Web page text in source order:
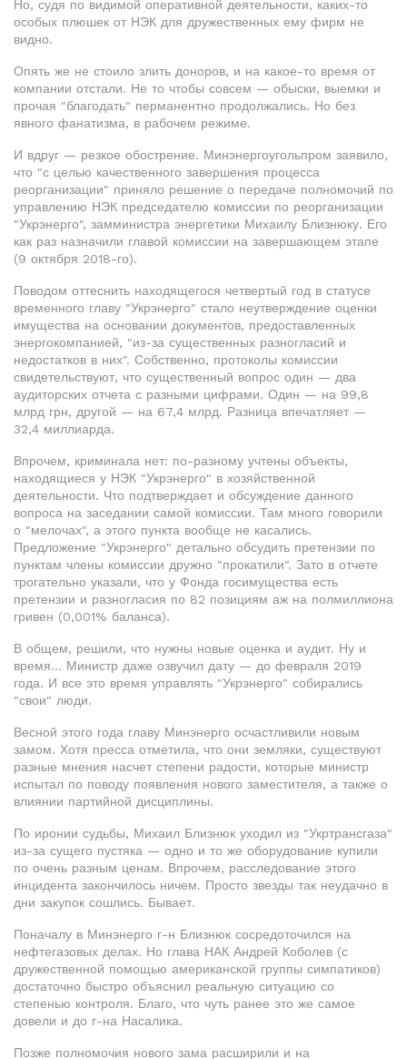
Но, судя по видимой оперативной деятельности, каких-то
особых плюшек от НЭК для дружественных ему фирм не
видно.
Опять же не стоило злить доноров, и на какое-то время от
компании отстали. Не то чтобы совсем — обыски, выемки и
прочая "благодать" перманентно продолжались. Но без
явного фанатизма, в рабочем режиме.
И вдруг — резкое обострение. Минэнергоугольпром заявило,
что "с целью качественного завершения процесса
реорганизации" приняло решение о передаче полномочий по
управлению НЭК председателю комиссии по реорганизации
"Укрэнерго", замминистра энергетики Михаилу Близнюку. Его
как раз назначили главой комиссии на завершающем этапе
(9 октября 2018-го).
Поводом оттеснить находящегося четвертый год в статусе
временного главу "Укрэнерго" стало неутверждение оценки
имущества на основании документов, предоставленных
энергокомпанией, "из-за существенных разногласий и
недостатков в них". Собственно, протоколы комиссии
свидетельствуют, что существенный вопрос один — два
аудиторских отчета с разными цифрами. Один — на 99,8
млрд грн, другой — на 67,4 млрд. Разница впечатляет —
32,4 миллиарда.
Впрочем, криминала нет: по-разному учтены объекты,
находящиеся у НЭК "Укрэнерго" в хозяйственной
деятельности. Что подтверждает и обсуждение данного
вопроса на заседании самой комиссии. Там много говорили
о "мелочах", а этого пункта вообще не касались.
Предложение "Укрэнерго" детально обсудить претензии по
пунктам члены комиссии дружно "прокатили". Зато в отчете
трогательно указали, что у Фонда госимущества есть
претензии и разногласия по 82 позициям аж на полмиллиона
гривен (0,001% баланса).
В общем, решили, что нужны новые оценка и аудит. Ну и
время... Министр даже озвучил дату — до февраля 2019
года. И все это время управлять "Укрэнерго" собирались
"свои" люди.
Весной этого года главу Минэнерго осчастливили новым
замом. Хотя пресса отметила, что они земляки, существуют
разные мнения насчет степени радости, которые министр
испытал по поводу появления нового заместителя, а также о
влиянии партийной дисциплины.
По иронии судьбы, Михаил Близнюк уходил из "Укртрансгаза"
из-за сущего пустяка — одно и то же оборудование купили
по очень разным ценам. Впрочем, расследование этого
инцидента закончилось ничем. Просто звезды так неудачно в
дни закупок сошлись. Бывает.
Поначалу в Минэнерго г-н Близнюк сосредоточился на
нефтегазовых делах. Но глава НАК Андрей Коболев (с
дружественной помощью американской группы симпатиков)
достаточно быстро объяснил реальную ситуацию со
степенью контроля. Благо, что чуть ранее это же самое
довели и до г-на Насалика.
Позже полномочия нового зама расширили и на